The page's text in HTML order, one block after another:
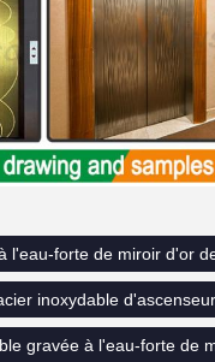
l'eau-forte de miroir d'or
inoxydable d'ascenseur
gravée à l'eau-forte de